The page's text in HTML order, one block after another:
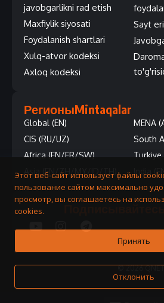
javobgarlikni rad etish
Maxfiylik siyosati
Foydalanish shartlari
Xulq-atvor kodeksi
Axloq kodeksi
Sayt
РегионыMintaqalar
Global (EN)
CIS (RU/UZ)
Africa (EN/FR/SW)
Asia (EN/ZH/MY/ID/TH)
MENA
South
Turkiye
India (EN)
© 2026
Этот веб-сайт использует файлы
пользование сайтом максимально
просмотр, вы соглашаетесь на
cookies.
Принять
Отклонить